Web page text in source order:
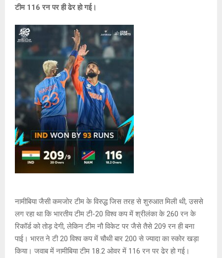
टीम 116 रन पर ही ढेर हो गई।
नामीबिया जैसी कमजोर टीम के विरुद्ध जिस तरह से शुरुआत मिली थी, उससे
लग रहा था कि भारतीय टीम टी-20 विश्व कप में श्रीलंका के 260 रन के
रिकॉर्ड को तोड़ देगी, लेकिन टीम नौ विकेट पर जैसे तैसे 209 रन ही बना
पाई। भारत ने टी 20 विश्व कप में चौथी बार 200 से ज्यादा का स्कोर खड़ा
किया। जवाब में नामीबिया टीम 18.2 ओवर में 116 रन पर ढेर हो गई।